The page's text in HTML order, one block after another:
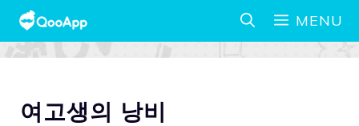
MENU
여고생의 낭비